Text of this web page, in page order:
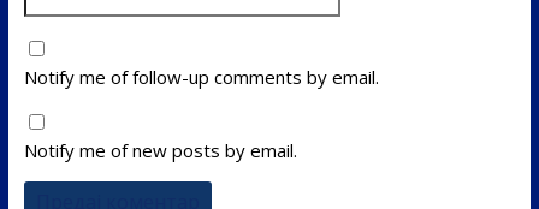
Notify me of follow-up comments by email.
Notify me of new posts by email.